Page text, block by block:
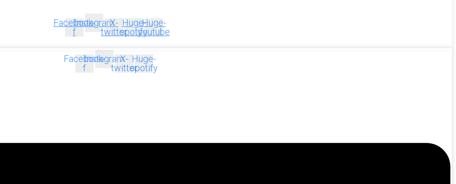
Facebook-
f
InstagramX-
twitter
Huge-
spotify
Huge-
youtube
Facebook-
f
InstagramX-
twitter
Huge-
spotify